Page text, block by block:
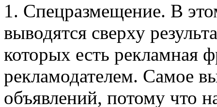
1. Спецразмещение. В
выводятся сверху
которых есть рекламная
рекламодателем. Самое
объявлений, потому что